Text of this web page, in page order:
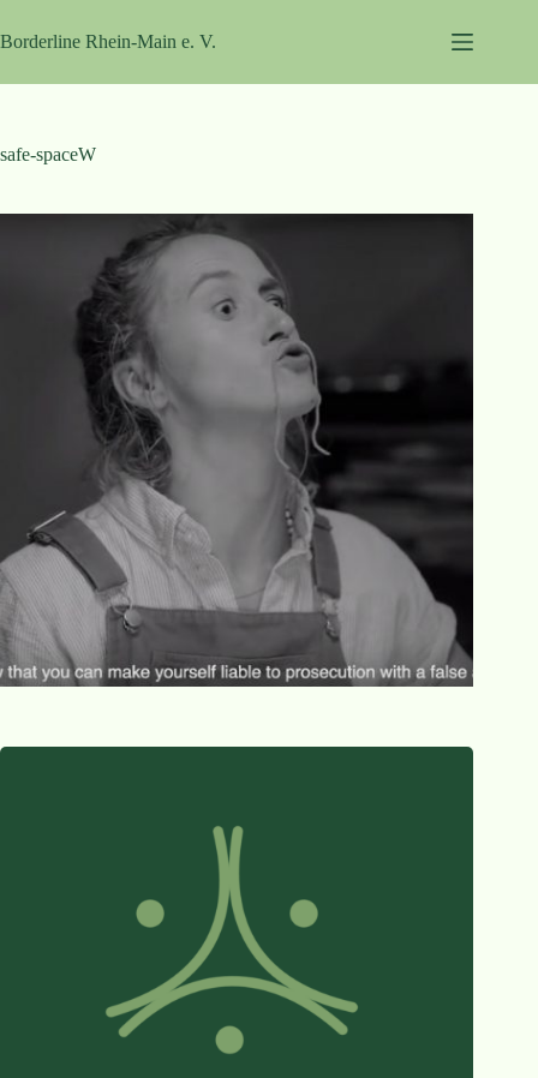
Inhalt
springen
Borderline Rhein-Main e. V.
safe-spaceW